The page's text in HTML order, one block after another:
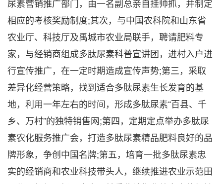
尿素营销推广部门，由一名副总亲自挂帅抓，并制定
相应的考核奖励制度;其次，与中国农科院和山东省
农业厅、科技厅及禹城市农业局联手，聘请肥料专
家，与经销商组成多肽尿素科普宣讲团，进村入户进
行宣传推广，在一定时期造成宣传声势;第三，采取
差异化经营策略，找到适合多肽尿素生长发育的基
地，利用一年左右的时间，形成多肽尿素“百县、千
乡、万村”的独特销售网;第四，定期定点举办多肽尿
素农化服务推广会，打造多肽尿素精品肥料良好的品
牌形象，争创中国名牌;第五，培育一批多肽尿素忠
实的经销商和农业科技带头人，继续推进农业示范田